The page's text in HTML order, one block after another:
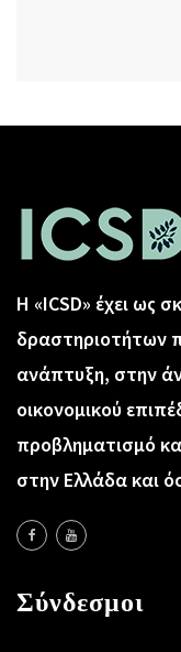
Η «ICSD» έχει ως
δραστηριοτήτων
ανάπτυξη, στην
οικονομικού
προβληματισμό
στην Ελλάδα και
Σύνδεσμοι